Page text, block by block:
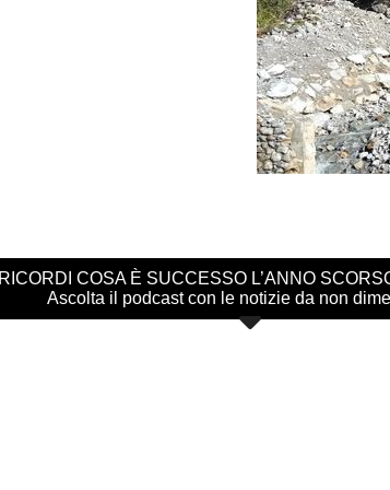
COSA È SUCCESSO L’ANNO
Ascolta il podcast con le notizie da non